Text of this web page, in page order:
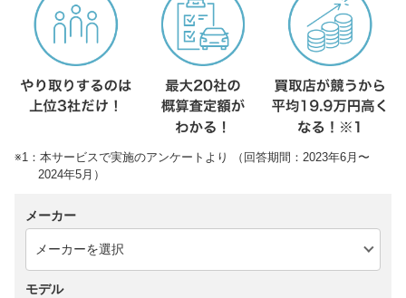
※1：本サービスで実施のアンケートより （回答期間：2023年6月〜
2024年5月）
メーカー
モデル